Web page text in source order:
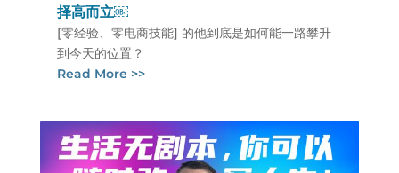
择高而立￼
[零经验、零电商技能] 的他到底是如何能一路攀升
到今天的位置？
Read More >>